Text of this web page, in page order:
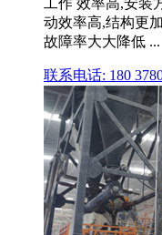
工作 效率高,安装
动效率高,结构更
故障率大大降低 ...
联系电话: 180